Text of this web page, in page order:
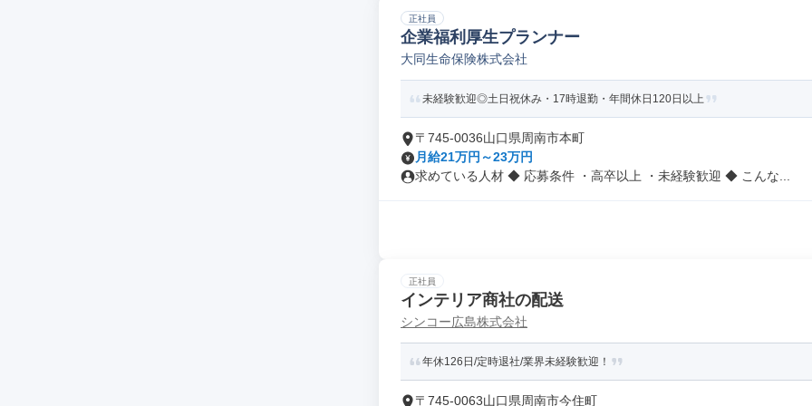
正社員
企業福利厚生プランナー
大同生命保険株式会社
未経験歓迎◎土日祝休み・17時退勤・年間休日120日以上
〒745-0036山口県周南市本町
月給21万円～23万円
求めている人材 ◆ 応募条件 ・高卒以上 ・未経験歓迎 ◆ こんな...
正社員
インテリア商社の配送
シンコー広島株式会社
年休126日/定時退社/業界未経験歓迎！
〒745-0063山口県周南市今住町